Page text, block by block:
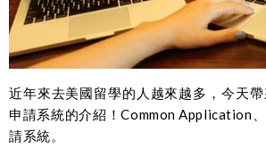
近年來去美國留學的人越來越多，今天
申請系統的介紹！Common Application
請系統。